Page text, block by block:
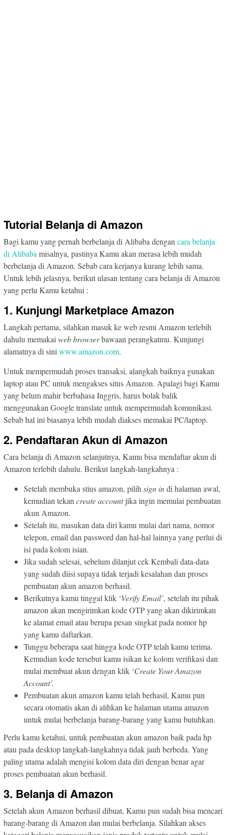
Tutorial Belanja di Amazon
Bagi kamu yang pernah berbelanja di Alibaba dengan cara belanja
di Alibaba misalnya, pastinya Kamu akan merasa lebih mudah
berbelanja di Amazon. Sebab cara kerjanya kurang lebih sama.
Untuk lebih jelasnya, berikut ulasan tentang cara belanja di Amazon
yang perlu Kamu ketahui :
1. Kunjungi Marketplace Amazon
Langkah pertama, silahkan masuk ke web resmi Amazon terlebih
dahulu memakai web browserbawaan perangkatmu. Kunjungi
alamatnya di sini www.amazon.com.
Untuk mempermudah proses transaksi, alangkah baiknya gunakan
laptop atau PC untuk mengakses situs Amazon. Apalagi bagi Kamu
yang belum mahir berbahasa Inggris, harus bolak balik
menggunakan Google translate untuk mempermudah komunikasi.
Sebab hal ini biasanya lebih mudah diakses memakai PC/laptop.
2. Pendaftaran Akun di Amazon
Cara belanja di Amazon selanjutnya, Kamu bisa mendaftar akun di
Amazon terlebih dahulu. Berikut langkah-langkahnya :
Setelah membuka stius amazon, pilih sign indi halaman awal,
kemudian tekan create accountjika ingin memulai pembuatan
akun Amazon.
Setelah itu, masukan data diri kamu mulai dari nama, nomor
telepon, email dan password dan hal-hal lainnya yang perlui di
isi pada kolom isian.
Jika sudah selesai, sebelum dilanjut cek Kembali data-data
yang sudah diisi supaya tidak terjadi kesalahan dan proses
pembuatan akun amazon berhasil.
Berikutnya kamu tinggal klik ‘Verify Email’, setelah itu pihak
amazon akan mengirimkan kode OTP yang akan dikirimkan
ke alamat email atau berupa pesan singkat pada nomor hp
yang kamu daftarkan.
Tunggu beberapa saat hingga kode OTP telah kamu terima.
Kemudian kode tersebut kamu isikan ke kolom verifikasi dan
mulai membuat akun dengan klik ‘Create Your Amazon
Account’.
Pembuatan akun amazon kamu telah berhasil, Kamu pun
secara otomatis akan di alihkan ke halaman utama amazon
untuk mulai berbelanja barang-barang yang kamu butuhkan.
Perlu kamu ketahui, untuk pembuatan akun amazon baik pada hp
atau pada desktop langkah-langkahnya tidak jauh berbeda. Yang
paling utama adalah mengisi kolom data diri dengan benar agar
proses pembuatan akun berhasil.
3. Belanja di Amazon
Setelah akun Amazon berhasil dibuat, Kamu pun sudah bisa mencari
barang-barang di Amazon dan mulai berbelanja. Silahkan akses